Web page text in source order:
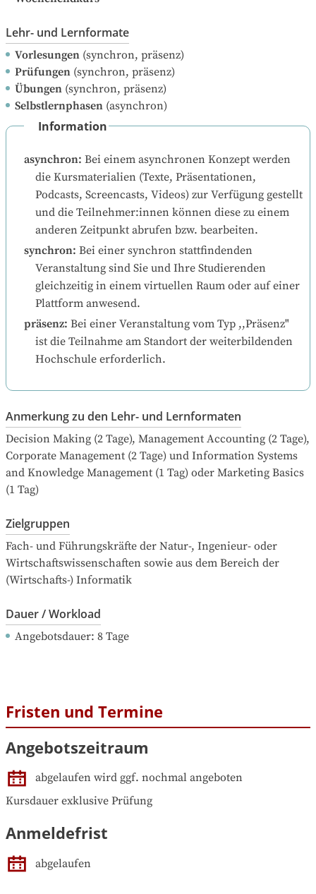
Lehr- und Lernformate
Vorlesungen (synchron, präsenz)
Prüfungen (synchron, präsenz)
Übungen (synchron, präsenz)
Selbstlernphasen (asynchron)
Information
asynchron: Bei einem asynchronen Konzept werden
die Kursmaterialien (Texte, Präsentationen,
Podcasts, Screencasts, Videos) zur Verfügung gestellt
und die Teilnehmer:innen können diese zu einem
anderen Zeitpunkt abrufen bzw. bearbeiten.
synchron: Bei einer synchron stattfindenden
Veranstaltung sind Sie und Ihre Studierenden
gleichzeitig in einem virtuellen Raum oder auf einer
Plattform anwesend.
präsenz: Bei einer Veranstaltung vom Typ ,,Präsenz"
ist die Teilnahme am Standort der weiterbildenden
Hochschule erforderlich.
Anmerkung zu den Lehr- und Lernformaten
Decision Making (2 Tage), Management Accounting (2 Tage),
Corporate Management (2 Tage) und Information Systems
and Knowledge Management (1 Tag) oder Marketing Basics
(1 Tag)
Zielgruppen
Fach- und Führungskräfte der Natur-, Ingenieur- oder
Wirtschaftswissenschaften sowie aus dem Bereich der
(Wirtschafts-) Informatik
Dauer / Workload
Angebotsdauer: 8 Tage
Fristen und Termine
Angebotszeitraum
abgelaufen wird ggf. nochmal angeboten
Kursdauer exklusive Prüfung
Anmeldefrist
abgelaufen